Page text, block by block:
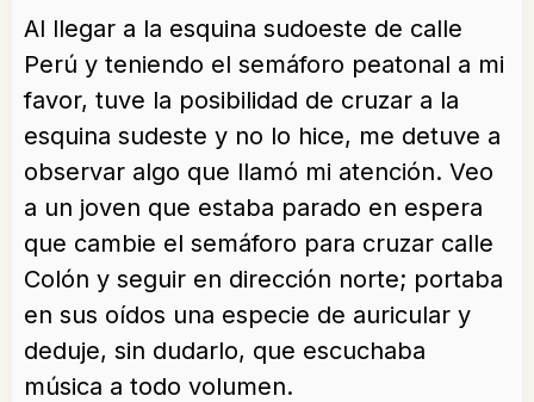
Al llegar a la esquina sudoeste de calle
Perú y teniendo el semáforo peatonal a mi
favor, tuve la posibilidad de cruzar a la
esquina sudeste y no lo hice, me detuve a
observar algo que llamó mi atención. Veo
a un joven que estaba parado en espera
que cambie el semáforo para cruzar calle
Colón y seguir en dirección norte; portaba
en sus oídos una especie de auricular y
deduje, sin dudarlo, que escuchaba
música a todo volumen.